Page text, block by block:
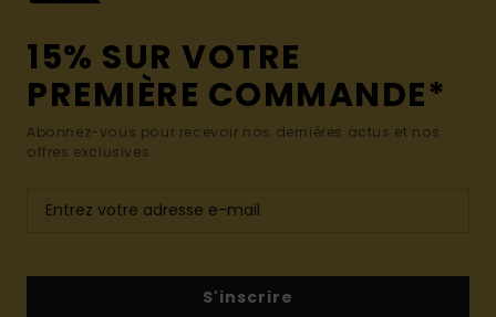
15% SUR VOTRE
PREMIÈRE COMMANDE*
Abonnez-vous pour recevoir nos dernières actus et nos
offres exclusives.
S'inscrire